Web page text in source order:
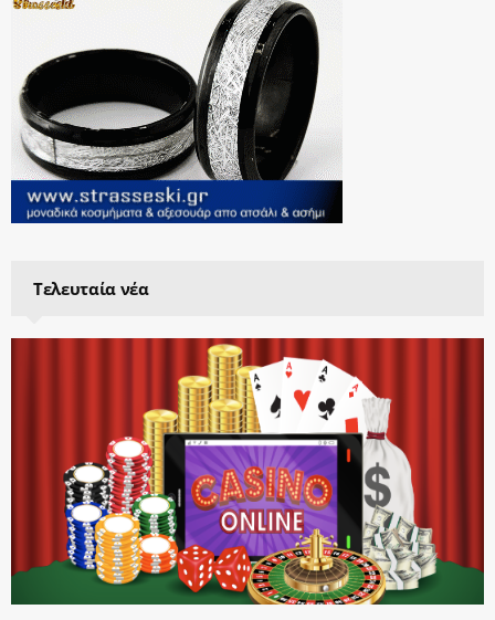
Τελευταία νέα